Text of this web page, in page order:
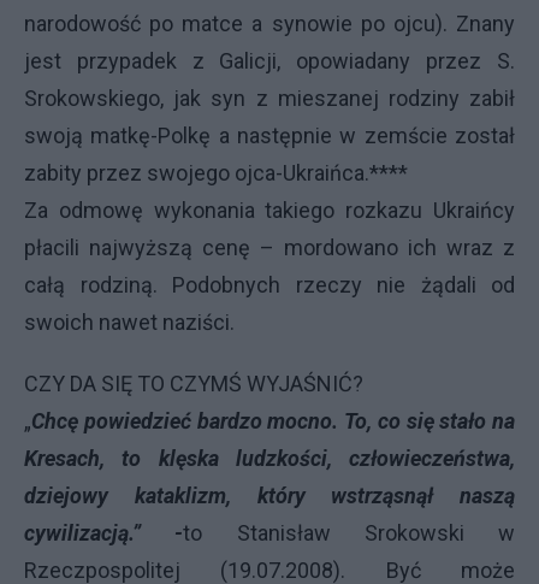
narodowość po matce a synowie po ojcu). Znany
jest przypadek z Galicji, opowiadany przez S.
Srokowskiego, jak syn z mieszanej rodziny zabił
swoją matkę-Polkę a następnie w zemście został
zabity przez swojego ojca-Ukraińca.****
Za odmowę wykonania takiego rozkazu Ukraińcy
płacili najwyższą cenę – mordowano ich wraz z
całą rodziną. Podobnych rzeczy nie żądali od
swoich nawet naziści.
CZY DA SIĘ TO CZYMŚ WYJAŚNIĆ?
„Chcę powiedziećbardzo mocno. To, co się stało na
Kresach, to klęska ludzkości, człowieczeństwa,
dziejowy kataklizm, który wstrząsnął naszą
cywilizacją.” -to Stanisław Srokowski w
Rzeczpospolitej (19.07.2008). Być może